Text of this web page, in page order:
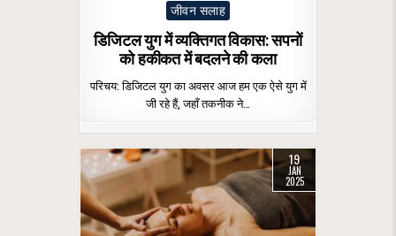
Posted
जीवन सलाह
डिजिटल युग में व्यक्तिगत विकास: सपनों
को हकीकत में बदलने की कला
परिचय: डिजिटल युग का अवसर आज हम एक ऐसे युग में
जी रहे हैं, जहाँ तकनीक ने…
19
JAN
2025